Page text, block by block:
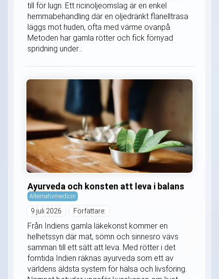
till för lugn. Ett ricinoljeomslag är en enkel
hemmabehandling där en oljedränkt flanelltrasa
läggs mot huden, ofta med värme ovanpå.
Metoden har gamla rötter och fick förnyad
spridning under...
Ayurveda och konsten att leva i balans
Alternativmedicin
9 juli 2026 Författare:
Från Indiens gamla läkekonst kommer en
helhetssyn där mat, sömn och sinnesro vävs
samman till ett sätt att leva. Med rötter i det
forntida Indien räknas ayurveda som ett av
världens äldsta system för hälsa och livsföring.